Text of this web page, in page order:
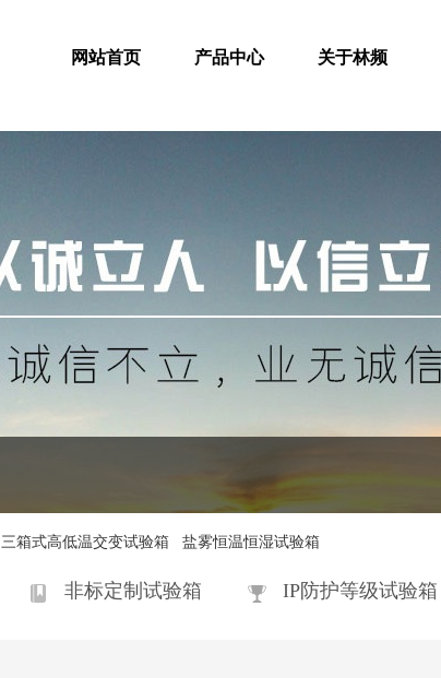
网站首页 产品中心 关于林频
三箱式高低温交变试验箱 盐雾恒温恒湿试验箱
非标定制试验箱 IP防护等级试验箱